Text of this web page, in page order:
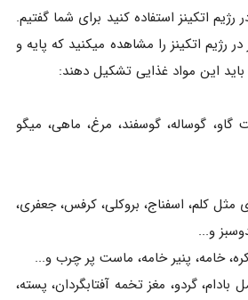
رژیم اتکینز استفاده کنید برای شما گفتیم.
رژیم اتکینز را مشاهده میکنید که پایه و
این مواد غذایی تشکیل دهند:
گوساله، گوسفند، مرغ، ماهی، میگو
مثل کلم، اسفناج، بروکلی، کرفس، جعفری،
و...
خامه، پنیر خامه، ماست پر چرب و...
گردو، مغز تخمه آفتابگردان، پسته،